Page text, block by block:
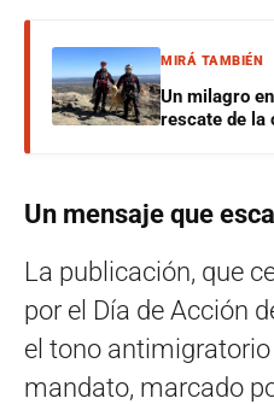
MIRÁ TAMBIÉN
Un milagro
rescate de la
Un mensaje que
La publicación, que
por el Día de Acción
el tono
mandato, marcado